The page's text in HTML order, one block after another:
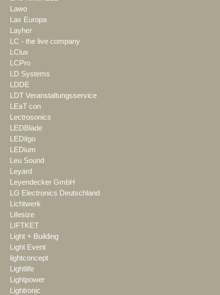
Lawo
Lax Europa
Layher
LC - the live company
LClux
LCPro
LD Systems
LDDE
LDT Veranstaltungsservice
LEaT con
Lectrosonics
LEDBlade
LEDitgo
LEDium
Leu Sound
Leyard
Leyendecker GmbH
LG Electronics Deutschland
Lichtwerk
Lifesize
LIFTKET
Light + Building
Light Event
lightconcept
Lightlife
Lightpower
Lightronic